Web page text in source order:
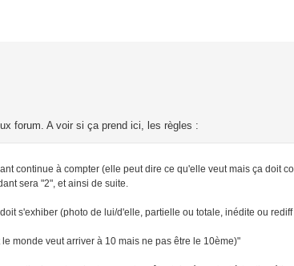
forum. A voir si ça prend ici, les règles :
continue à compter (elle peut dire ce qu'elle veut mais ça doit
sera "2", et ainsi de suite.
s'exhiber (photo de lui/d'elle, partielle ou totale, inédite ou
monde veut arriver à 10 mais ne pas être le 10ème)"